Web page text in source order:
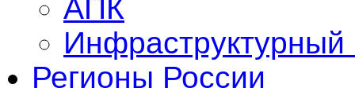
АПК
Инфраструктурный
Регионы России